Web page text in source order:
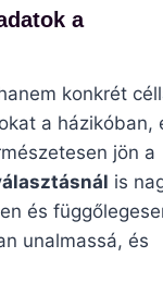
a
konkrét
a házikóban,
jön a
is
és
unalmassá, és